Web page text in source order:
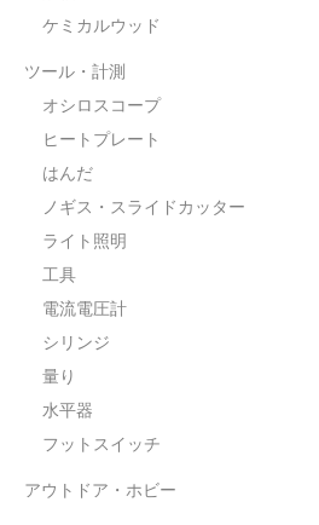
ケミカルウッド
ツール・計測
オシロスコープ
ヒートプレート
はんだ
ノギス・スライドカッター
ライト照明
工具
電流電圧計
シリンジ
量り
水平器
フットスイッチ
アウトドア・ホビー